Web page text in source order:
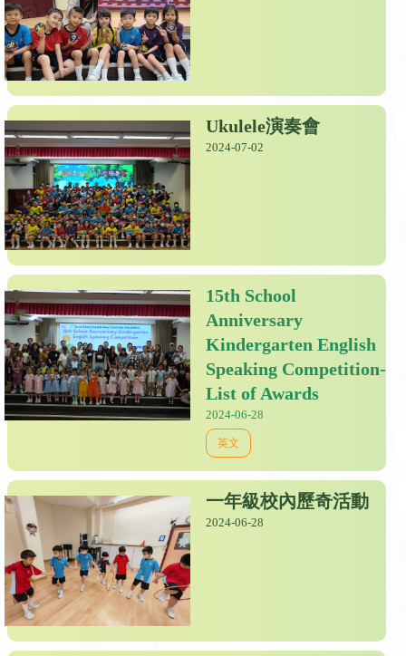
Ukulele演奏會
2024-07-02
15th School
Anniversary
Kindergarten English
Speaking Competition-
List of Awards
2024-06-28
英文
一年級校內歷奇活動
2024-06-28